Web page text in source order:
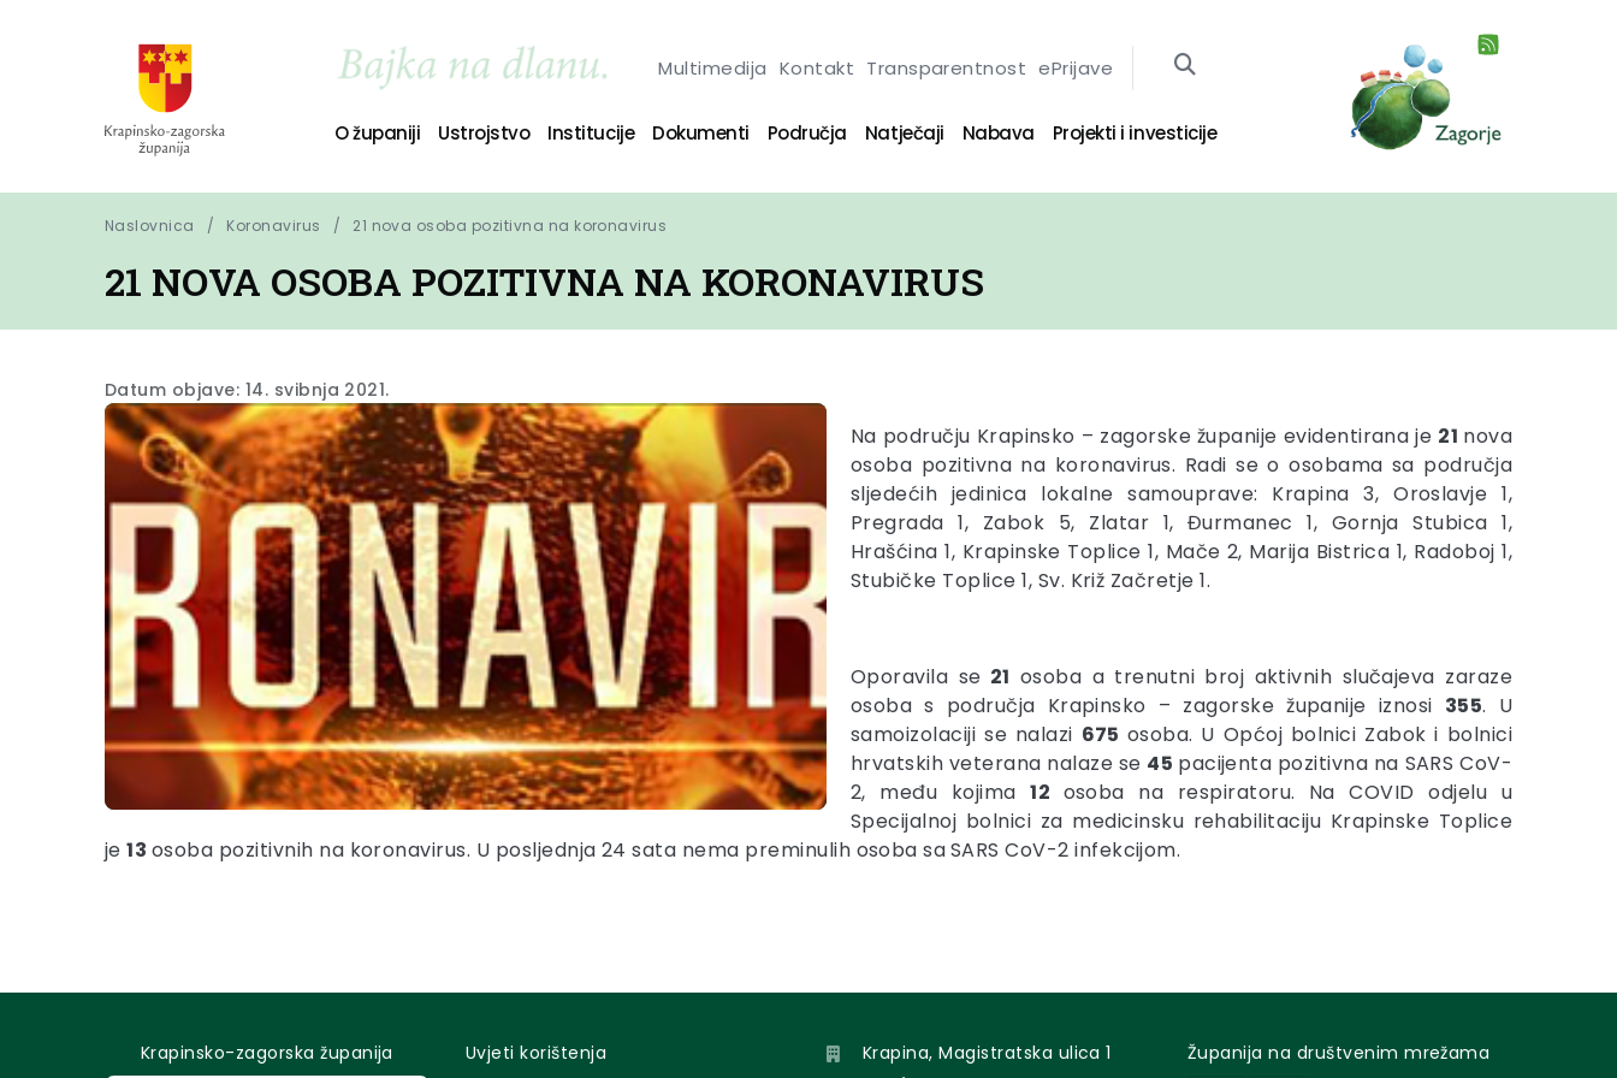
Multimedija Kontakt Transparentnost ePrijave
O županiji Ustrojstvo Institucije Dokumenti Područja Natječaji Nabava Projekti i investicije
Naslovnica Koronavirus 21 nova osoba pozitivna na koronavirus
21 NOVA OSOBA POZITIVNA NA KORONAVIRUS
Datum objave: 14. svibnja 2021.
Na području Krapinsko – zagorske županije evidentirana je 21 nova
osoba pozitivna na koronavirus. Radi se o osobama sa područja
sljedećih jedinica lokalne samouprave: Krapina 3, Oroslavje 1,
Pregrada 1, Zabok 5, Zlatar 1, Đurmanec 1, Gornja Stubica 1,
Hrašćina 1, Krapinske Toplice 1, Mače 2, Marija Bistrica 1, Radoboj 1,
Stubičke Toplice 1, Sv. Križ Začretje 1.
Oporavila se 21 osoba a trenutni broj aktivnih slučajeva zaraze
osoba s područja Krapinsko – zagorske županije iznosi 355. U
samoizolaciji se nalazi 675 osoba. U Općoj bolnici Zabok i bolnici
hrvatskih veterana nalaze se 45 pacijenta pozitivna na SARS CoV-
2, među kojima12 osoba na respiratoru. Na COVID odjelu u
Specijalnoj bolnici za medicinsku rehabilitaciju Krapinske Toplice
je13 osoba pozitivnih na koronavirus. U posljednja 24 sata nema preminulih osoba saSARS CoV-2 infekcijom.
Krapinsko-zagorska županija
Uvjeti korištenja
Krapina, Magistratska ulica 1
Županija na društvenim mrežama